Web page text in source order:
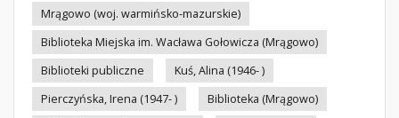
Mrągowo (woj. warmińsko-mazurskie)
Biblioteka Miejska im. Wacława Gołowicza (Mrągowo)
Biblioteki publiczne
Kuś, Alina (1946- )
Pierczyńska, Irena (1947- )
Biblioteka (Mrągowo)